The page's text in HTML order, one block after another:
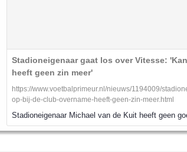
Stadioneigenaar gaat los over Vitesse:
heeft geen zin meer'
https://www.voetbalprimeur.nl/nieuws/1194009/
op-bij-de-club-overname-heeft-geen-zin-meer.html
Stadioneigenaar Michael van de Kuit heeft geen